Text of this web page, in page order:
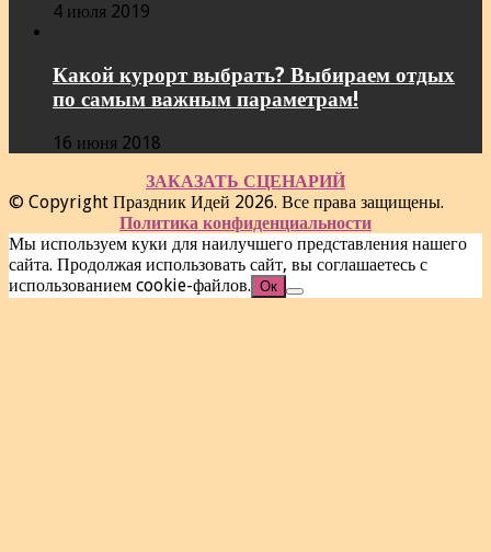
4 июля 2019
Какой курорт выбрать? Выбираем отдых
по самым важным параметрам!
16 июня 2018
ЗАКАЗАТЬ СЦЕНАРИЙ
© Copyright Праздник Идей 2026. Все права защищены.
Политика конфиденциальности
Мы используем куки для наилучшего представления нашего
сайта. Продолжая использовать сайт, вы соглашаетесь с
использованием cookie-файлов. Ок